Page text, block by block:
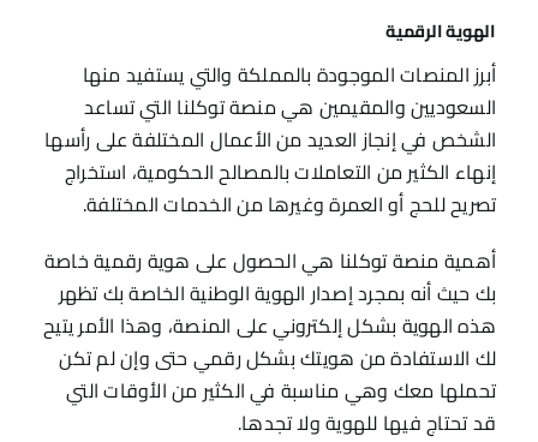
الهوية الرقمية
أبرز المنصات الموجودة بالمملكة والتي يستفيد منها
السعوديين والمقيمين هي منصة توكلنا التي تساعد
الشخص في إنجاز العديد من الأعمال المختلفة على رأسها
إنهاء الكثير من التعاملات بالمصالح الحكومية، استخراج
تصريح للحج أو العمرة وغيرها من الخدمات المختلفة.
أهمية منصة توكلنا هي الحصول على هوية رقمية خاصة
بك حيث أنه بمجرد إصدار الهوية الوطنية الخاصة بك تظهر
هذه الهوية بشكل إلكتروني على المنصة، وهذا الأمر يتيح
لك الاستفادة من هويتك بشكل رقمي حتى وإن لم تكن
تحملها معك وهي مناسبة في الكثير من الأوقات التي
قد تحتاج فيها للهوية ولا تجدها.